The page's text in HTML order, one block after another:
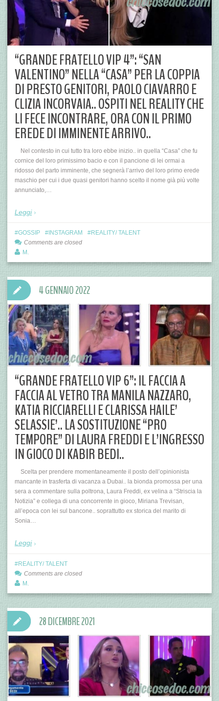
“GRANDE FRATELLO VIP 4”: “SAN
VALENTINO” NELLA “CASA” PER LA COPPIA
DI PRESTO GENITORI, PAOLO CIAVARRO E
CLIZIA INCORVAIA.. OSPITI NEL REALITY CHE
LI FECE INCONTRARE, ORA CON IL PRIMO
EREDE DI IMMINENTE ARRIVO..
Nel contesto in cui tutto tra loro ebbe inizio.. in quella “Casa” che fu
cornice del loro primissimo bacio e con il pancione di lei ormai a
ridosso del parto imminente, che segnerà l’arrivo del loro primo erede
maschio per cui i due quasi genitori hanno scelto il nome già più volte
annunciato,…
Leggi
GOSSIP INSTAGRAM
REALITY/ TALENT
Comments are closed
M.
“GRANDE FRATELLO VIP 6”: IL FACCIA A
FACCIA AL VETRO TRA MANILA NAZZARO,
KATIA RICCIARELLI E CLARISSA HAILE’
SELASSIE’.. LA SOSTITUZIONE “PRO
TEMPORE” DI LAURA FREDDI E L’INGRESSO
IN GIOCO DI KABIR BEDI..
Scelta per prendere momentaneamente il posto dell’opinionista
mancante in trasferta di vacanza a Dubai.. la bionda promossa per una
sera a commentare sulla poltrona, Laura Freddi, ex velina a “Striscia la
Notizia” e collega di una concorrente in gioco, Miriana Trevisan,
all’epoca con lei sul bancone.. soprattutto ex storica del marito di
Sonia…
Leggi
4 GENNAIO 2022
REALITY/ TALENT
Comments are closed
M.
28 DICEMBRE 2021